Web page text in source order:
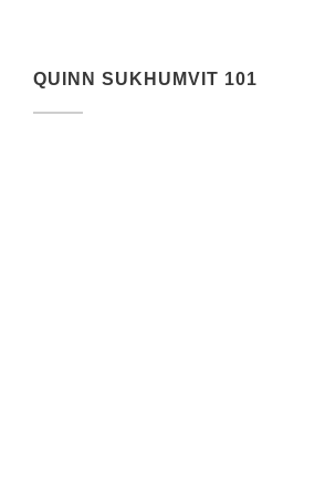
QUINN SUKHUMVIT 101